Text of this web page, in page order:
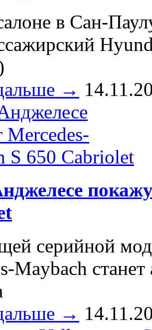
в Сан-
→
серийной
Maybach станет
→